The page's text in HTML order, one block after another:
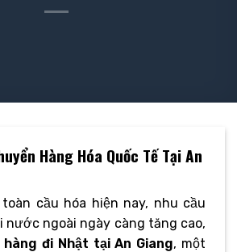
Hàng Hóa Quốc Tế Tại An
cầu hóa hiện nay, nhu cầu
nước ngoài ngày càng tăng cao,
đi Nhật tại An Giang, một